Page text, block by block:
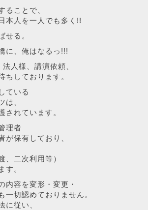
ることで、
本人を一人でも多く!!
せる。
に、俺はなるっ!!!
人様、講演依頼、
ちしております。
ている
は、
されています。
理者
が保有しており、
、二次利用等）
す。
内容を変形・変更・
一切認めておりません。
に従い、